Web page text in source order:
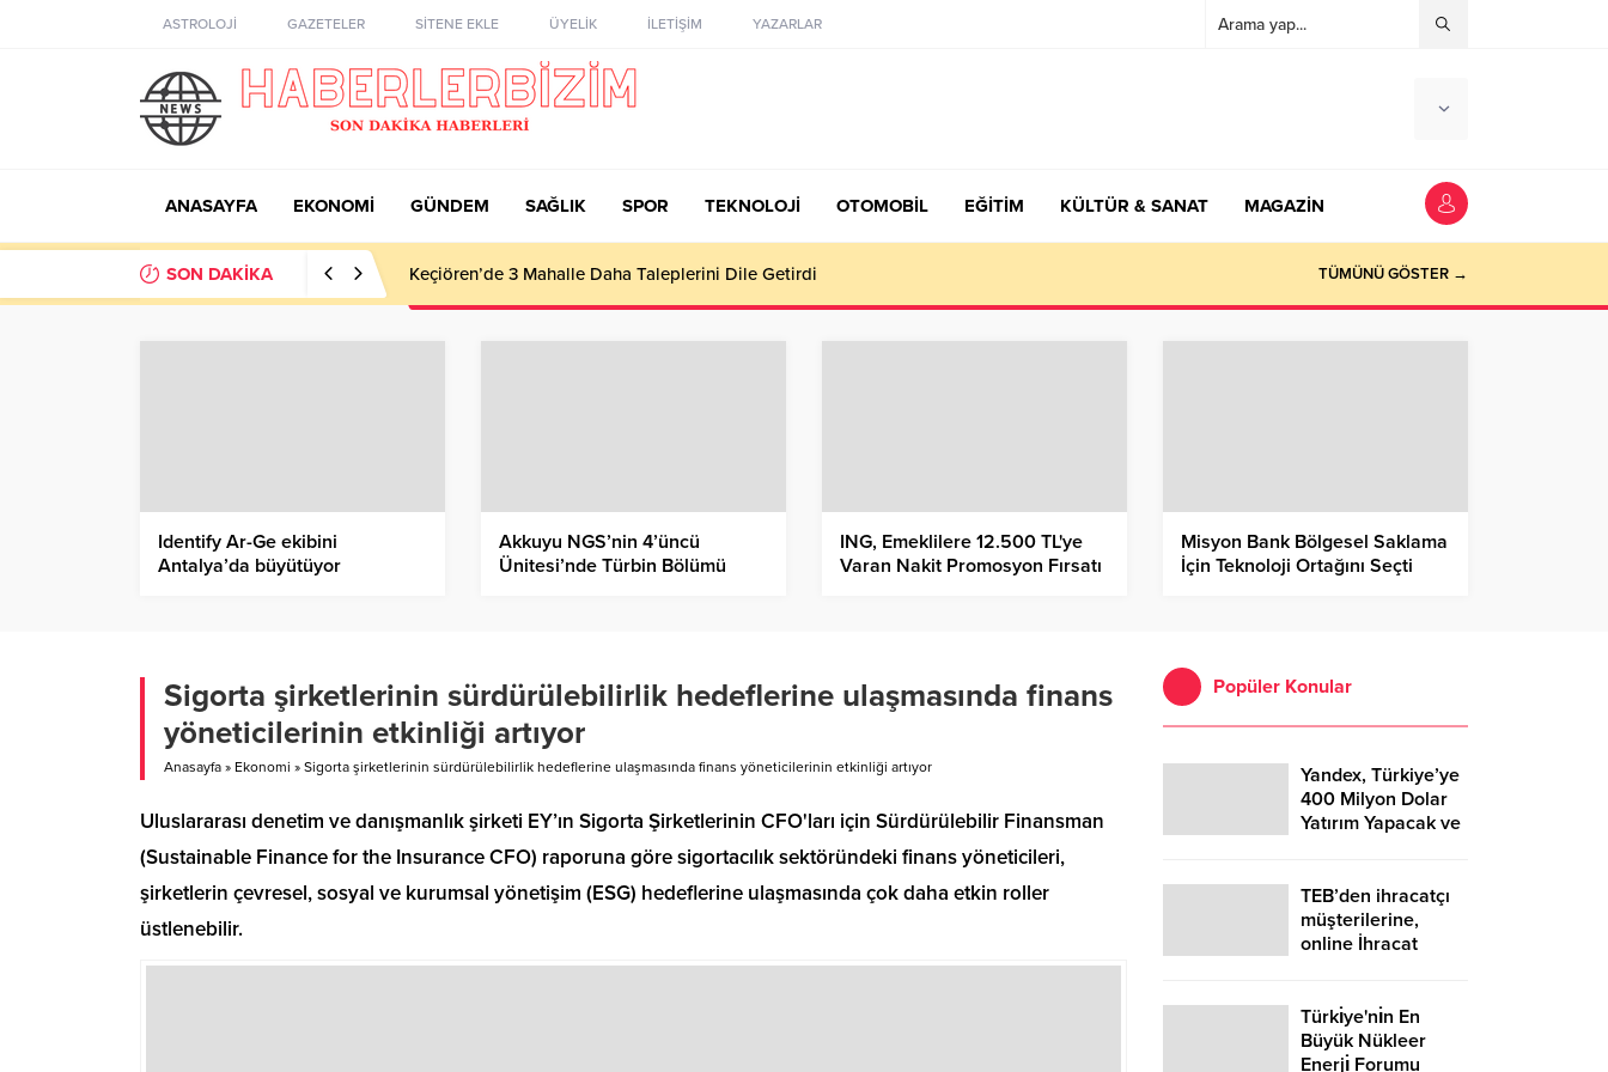
ASTROLOJİ GAZETELER SİTENE EKLE ÜYELİK İLETİŞİM YAZARLAR
ANASAYFA EKONOMİ GÜNDEM SAĞLIK SPOR TEKNOLOJİ OTOMOBİL EĞİTİM KÜLTÜR & SANAT MAGAZİN
SON DAKİKA Hasta ve yakınları Büyükşehir’in baş tacı TÜMÜNÜ GÖSTER →
Identify Ar-Ge ekibini
Antalya’da büyütüyor
Akkuyu NGS’nin 4’üncü
Ünitesi’nde Türbin Bölümü
ING, Emeklilere 12.500 TL'ye
Varan Nakit Promosyon Fırsatı
Misyon Bank Bölgesel Saklama
İçin Teknoloji Ortağını Seçti
Sigorta şirketlerinin sürdürülebilirlik hedeflerine ulaşmasında finans
yöneticilerinin etkinliği artıyor
Anasayfa » Ekonomi » Sigorta şirketlerinin sürdürülebilirlik hedeflerine ulaşmasında finans yöneticilerinin etkinliği artıyor
Uluslararası denetim ve danışmanlık şirketi EY’ın Sigorta Şirketlerinin CFO'ları için Sürdürülebilir Finansman
(Sustainable Finance for the Insurance CFO) raporuna göre sigortacılık sektöründeki finans yöneticileri,
şirketlerin çevresel, sosyal ve kurumsal yönetişim (ESG) hedeflerine ulaşmasında çok daha etkin roller
üstlenebilir.
Popüler Konular
Yandex, Türkiye’ye
400 Milyon Dolar
Yatırım Yapacak ve
TEB’den ihracatçı
müşterilerine,
online İhracat
düzenleme
kolaylığı
Türkı̇ye'nı̇n En
Büyük Nükleer
Enerjı̇ Forumu